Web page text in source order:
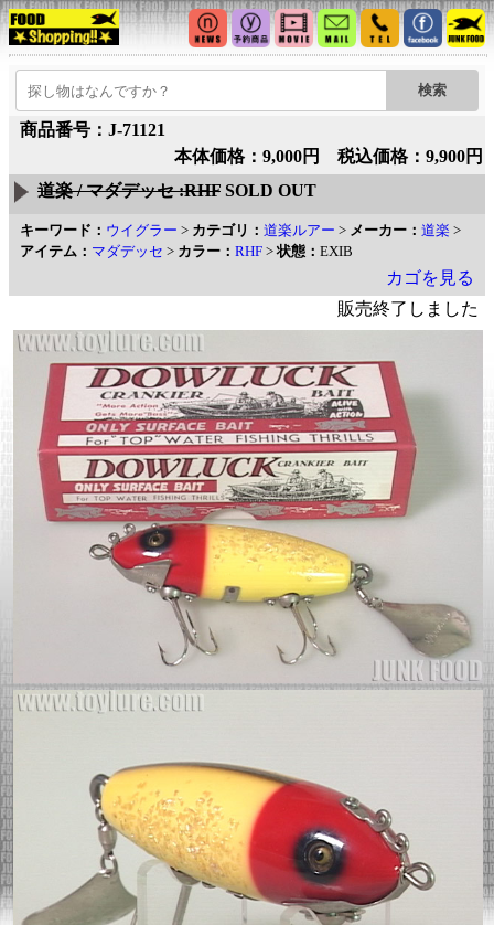
商品番号：J-71121
本体価格：9,000円 税込価格：9,900円
道楽 / マダデッセ :RHF SOLD OUT
キーワード： ウイグラー > カテゴリ： 道楽ルアー > メーカー： 道楽 >
アイテム： マダデッセ > カラー： RHF >状態： EXIB
カゴを見る
販売終了しました